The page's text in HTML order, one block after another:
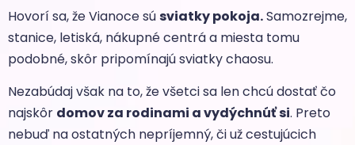
Hovorí sa, že Vianoce súsviatky pokoja.Samozrejme,
stanice, letiská, nákupné centrá a miesta tomu
podobné, skôr pripomínajú sviatky chaosu.
Nezabúdaj však na to, že všetci sa len chcú dostať čo
najskôr domov za rodinami a vydýchnúť si. Preto
nebuď na ostatných nepríjemný, či už cestujúcich